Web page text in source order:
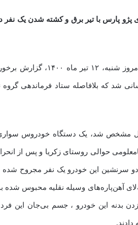
پارس با تیر برق و کشته شدن یک نفر
، مهدی رضایی با اعلام این خبر گفت: عصر امروز شنبه، ۱۲ تیر
پژو پارس با تیر برق به سامانه ۱۲۵ اطلاع‌رسانی شد که بلافاصله ستاد
مشخص شد، یک دستگاه خودروس
حوالی روستای زکریا و پس از
دو سرنشین این خودرو یک نفر مجروح شده
آهن‌پاره‌های وسیله نقلیه محبوس شده
بدنه این خودرو ، جسم بی‌جان این فرد